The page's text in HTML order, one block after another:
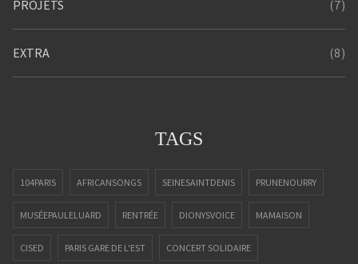
PROJETS (7)
EXTRA (8)
TAGS
104PARIS AFRICANSONGS SEINESAINTDENIS PRUNENOURRY
MUSÉEPAULELUARD RENTRÉE DIONYSVOICE MAMAISON
CISED PARIS GARE DE L'EST CONCERT SOLIDAIRE